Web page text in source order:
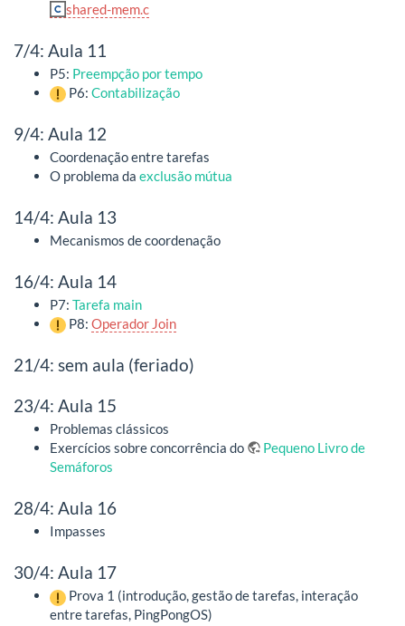
shared-mem.c
7/4: Aula 11
P5: Preempção por tempo
P6: Contabilização
9/4: Aula 12
Coordenação entre tarefas
O problema da exclusão mútua
14/4: Aula 13
Mecanismos de coordenação
16/4: Aula 14
P7: Tarefa main
P8: Operador Join
21/4: sem aula (feriado)
23/4: Aula 15
Problemas clássicos
Exercícios sobre concorrência do
Pequeno Livro de
Semáforos
28/4: Aula 16
Impasses
30/4: Aula 17
Prova 1 (introdução, gestão de tarefas, interação
entre tarefas, PingPongOS)